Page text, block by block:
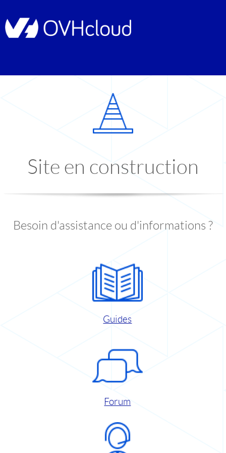
Site en construction
Besoin d'assistance ou d'informations ?
Guides
Forum